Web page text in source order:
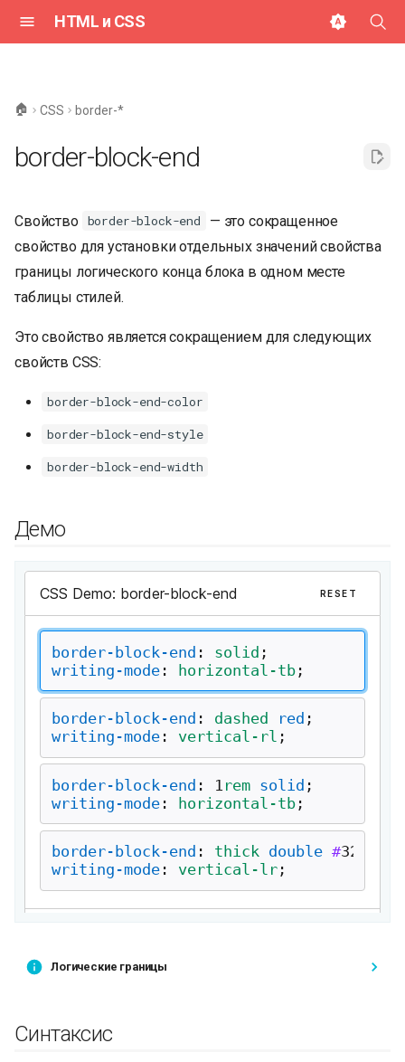
HTML и CSS
ц
а
л
🏠 CSS border-*
border-block-end
Свойство border-block-end
— это сокращенное
свойство для установки отдельных значений свойства
границы логического конца блока в одном месте
таблицы стилей.
Это свойство является сокращением для следующих
свойств CSS:
border-block-end-color
border-block-end-style
border-block-end-width
Демо
Логические границы
Синтаксис